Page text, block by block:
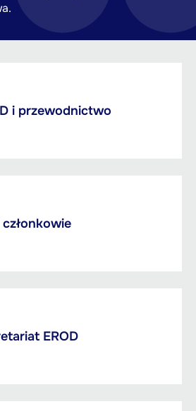
i przewodnictwo
członkowie
EROD